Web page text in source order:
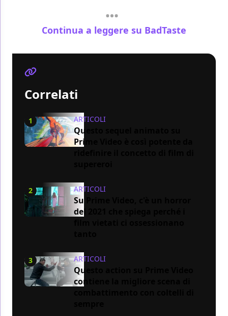
Continua a leggere su BadTaste
Correlati
1 ARTICOLI
Questo sequel animato su
Prime Video è così potente da
2 ARTICOLI
Su Prime Video, c'è un horror
del 2021 che spiega perché i
3 ARTICOLI
Questo action su Prime Video
contiene la migliore scena di